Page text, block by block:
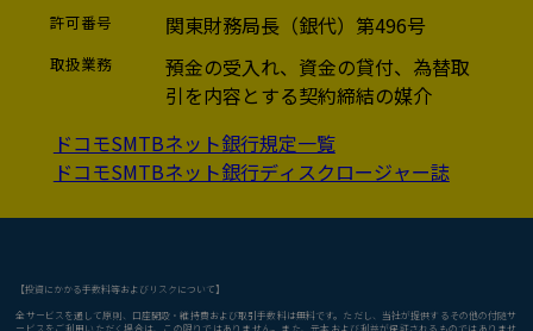
許可番号 関東財務局長（銀代）第496号
取扱業務
預金の受入れ、資金の貸付、為替取
引を内容とする契約締結の媒介
ドコモSMTBネット銀行規定一覧
ドコモSMTBネット銀行ディスクロージャー誌
【投資にかかる手数料等およびリスクについて】
全サービスを通して原則、口座開設・維持費および取引手数料は無料です。ただし、当社が提供するその他の付随サ
ービスをご利用いただく場合は、この限りではありません。また、元本および利益が保証されるものではありませ